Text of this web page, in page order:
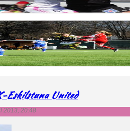
2013, 21:10
Malmö – Mallbackens IF
2013, 20:54
United
2013, 20:48